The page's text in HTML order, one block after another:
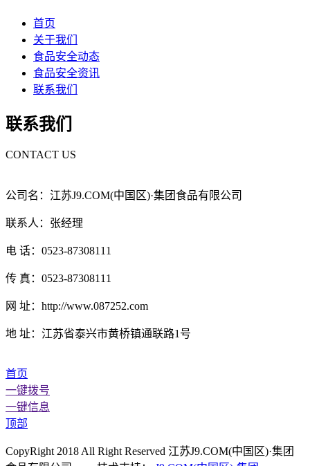
首页
关于我们
食品安全动态
食品安全资讯
联系我们
联系我们
CONTACT US
公司名：江苏J9.COM(中国区)·集团食品有限公司
联系人：张经理
电 话：0523-87308111
传 真：0523-87308111
网 址：http://www.087252.com
地 址：江苏省泰兴市黄桥镇通联路1号
首页
一键拨号
一键信息
顶部
CopyRight 2018 All Right Reserved 江苏J9.COM(中国区)·集团